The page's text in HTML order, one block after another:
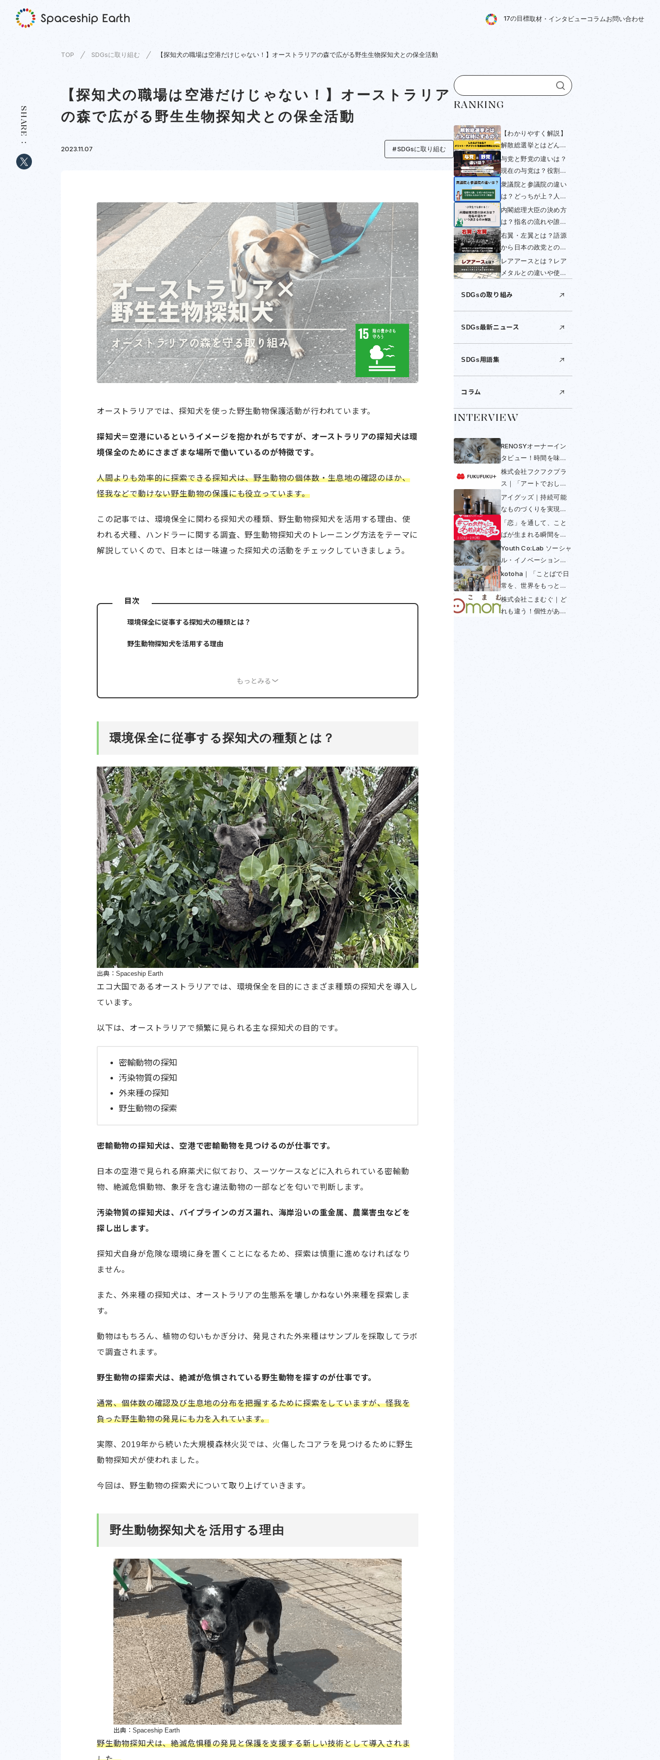
17の目標取材 ・ インタ ビュ ーコラ ムお問い合わせ
TOP SDGsに取り組む 【探知犬の職場は空港だけじゃない！】オーストラリアの森で広がる野生生物探知犬との保全活動
【探知犬の職場は空港だけじゃない！】オーストラリア
の森で広がる野生生物探知犬との保全活動
2023.11.07 SDGsに取り組む
オーストラリアでは、探知犬を使った野生動物保護活動が行われています。
探知犬＝空港にいるというイメージを抱かれがちですが、オーストラリアの探知犬は環
境保全のためにさまざまな場所で働いているのが特徴です。
人間よりも効率的に探索できる探知犬は、野生動物の個体数・生息地の確認のほか、
怪我などで動けない野生動物の保護にも役立っています。
この記事では、環境保全に関わる探知犬の種類、野生動物探知犬を活用する理由、使
われる犬種、ハンドラーに関する調査、野生動物探知犬のトレーニング方法をテーマに
解説していくので、日本とは一味違った探知犬の活動をチェックしていきましょう。
目次
環境保全に従事する探知犬の種類とは？
野生動物探知犬を活用する理由
もっとみる
環境保全に従事する探知犬の種類とは？
出典：Spaceship Earth
エコ大国であるオーストラリアでは、環境保全を目的にさまざま種類の探知犬を導入し
ています。
以下は、オーストラリアで頻繁に見られる主な探知犬の目的です。
密輸動物の探知
汚染物質の探知
外来種の探知
野生動物の探索
密輸動物の探知犬は、空港で密輸動物を見つけるのが仕事です。
日本の空港で見られる麻薬犬に似ており、スーツケースなどに入れられている密輸動
物、絶滅危惧動物、象牙を含む違法動物の一部などを匂いで判断します。
汚染物質の探知犬は、パイプラインのガス漏れ、海岸沿いの重金属、農業害虫などを
探し出します。
探知犬自身が危険な環境に身を置くことになるため、探索は慎重に進めなければなり
ません。
また、外来種の探知犬は、オーストラリアの生態系を壊しかねない外来種を探索しま
す。
動物はもちろん、植物の匂いもかぎ分け、発見された外来種はサンプルを採取してラボ
で調査されます。
野生動物の探索犬は、絶滅が危惧されている野生動物を探すのが仕事です。
通常、個体数の確認及び生息地の分布を把握するために探索をしていますが、怪我を
負った野生動物の発見にも力を入れています。
実際、2019年から続いた大規模森林火災では、火傷したコアラを見つけるために野生
動物探知犬が使われました。
今回は、野生動物の探索犬について取り上げていきます。
野生動物探知犬を活用する理由
出典：Spaceship Earth
野生動物探知犬は、絶滅危惧種の発見と保護を支援する新しい技術として導入されま
SHARE
RANKING
【わかりやすく解説】
解散総選挙とはどんな
時にするの？したらど
うなる？メリット・デ
メリットを過去の事例
とともにみていく
与党と野党の違いは？
現在の与党は？役割や
衆議院・参議院選挙と
の関係をわかりやすく
解説！
衆議院と参議院の違い
は？どっちが上？人数
や与党・野党について
小学生にもわかりやす
く簡単に解説！
内閣総理大臣の決め方
は？指名の流れや誰が
する？いつ変わるの
か・国民投票できない
右翼・左翼とは？語源
から日本の政党との関
係までわかりやすく解
説！
レアアースとは？レア
メタルとの違いや使い
日本の埋蔵量・中国の
SDGsの取り組み
SDGs最新ニュース
SDGs用語集
コラム
INTERVIEW
RENOSYオーナーイン
タビュー！時間を味方
につける〜不動産投資
は早めの年金〜
株式会社フクフクプラ
ス｜「アートでおしゃ
べり」して多様性と包
括を実現
アイグッズ｜持続可能
なものづくりを実現！
コーヒーからできたコ
ーヒー好きのための
「恋」を通して、こと
ばが生まれる瞬間を感
じられる展示──「この
気持ちに名前があった
ら展」開催初日レポー
ト
Youth Co:Lab ソーシャ
ル・イノベーション・
チャレンジ日本大会
2025
kotoha｜「ことばで日
常を、世界をもっと豊
かに」を掲げ「翻訳で
きないことば」との出
株式会社こまむぐ｜ど
れも違う！個性がある